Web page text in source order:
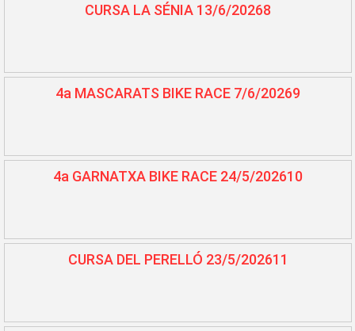
CURSA LA SÉNIA 13/6/20268
4a MASCARATS BIKE RACE 7/6/20269
4a GARNATXA BIKE RACE 24/5/202610
CURSA DEL PERELLÓ 23/5/202611